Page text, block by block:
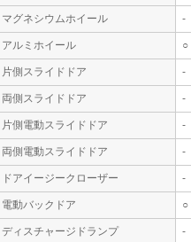
マグネシウムホイール -
アルミホイール ○
片側スライドドア -
両側スライドドア -
片側電動スライドドア -
両側電動スライドドア -
ドアイージークローザー -
電動バックドア ○
ディスチャージドランプ -